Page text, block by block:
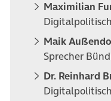
Maximilian
Maik
Sprecher
Dr. Reinhard